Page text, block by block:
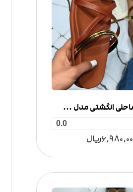
اسلیپر ساحلی انگشتی مدل گُلدِن
0.0
ریال